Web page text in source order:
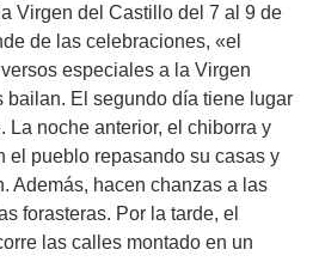
Virgen del Castillo del 7 al 9 de
de las celebraciones, «el
especiales a la Virgen
bailan. El segundo día tiene lugar
La noche anterior, el chiborra y
el pueblo repasando su casas y
Además, hacen chanzas a las
forasteras. Por la tarde, el
las calles montado en un